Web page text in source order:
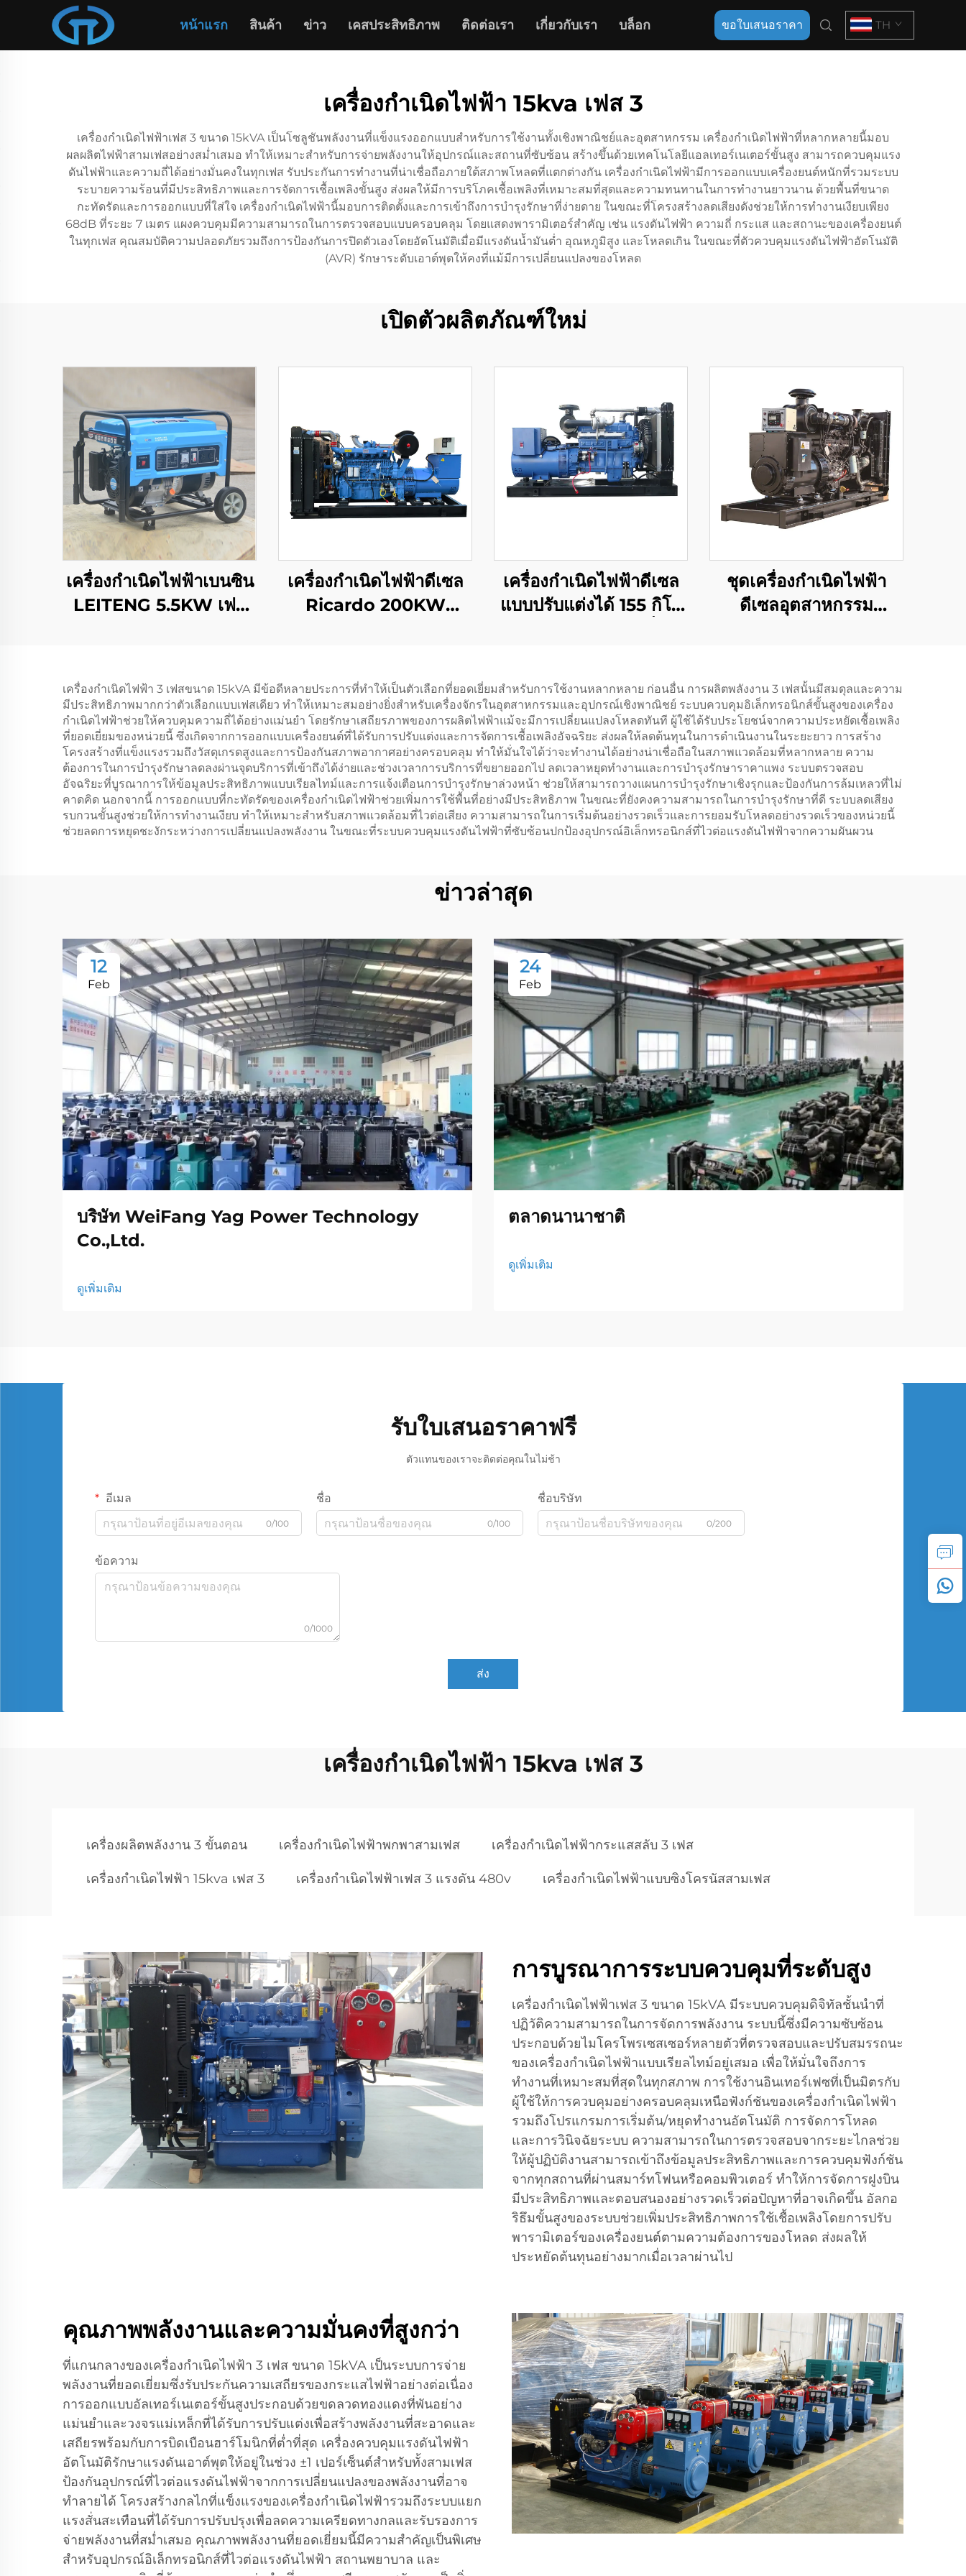
หน้าแรก สินค้า ข่าว เคสประสิทธิภาพ ติดต่อเรา เกี่ยวกับเรา บล็อก ขอใบเสนอราคา TH
เครื่องกำเนิดไฟฟ้า 15kva เฟส 3
เครื่องกำเนิดไฟฟ้าเฟส 3 ขนาด 15kVA เป็นโซลูชันพลังงานที่แข็งแรงออกแบบสำหรับการใช้งานทั้งเชิงพาณิชย์และอุตสาหกรรม เครื่องกำเนิดไฟฟ้าที่หลากหลายนี้มอบ
ผลผลิตไฟฟ้าสามเฟสอย่างสม่ำเสมอ ทำให้เหมาะสำหรับการจ่ายพลังงานให้อุปกรณ์และสถานที่ซับซ้อน สร้างขึ้นด้วยเทคโนโลยีแอลเทอร์เนเตอร์ขั้นสูง สามารถควบคุมแรง
ดันไฟฟ้าและความถี่ได้อย่างมั่นคงในทุกเฟส รับประกันการทำงานที่น่าเชื่อถือภายใต้สภาพโหลดที่แตกต่างกัน เครื่องกำเนิดไฟฟ้ามีการออกแบบเครื่องยนต์หนักที่รวมระบบ
ระบายความร้อนที่มีประสิทธิภาพและการจัดการเชื้อเพลิงขั้นสูง ส่งผลให้มีการบริโภคเชื้อเพลิงที่เหมาะสมที่สุดและความทนทานในการทำงานยาวนาน ด้วยพื้นที่ขนาด
กะทัดรัดและการออกแบบที่ใส่ใจ เครื่องกำเนิดไฟฟ้านี้มอบการติดตั้งและการเข้าถึงการบำรุงรักษาที่ง่ายดาย ในขณะที่โครงสร้างลดเสียงดังช่วยให้การทำงานเงียบเพียง
68dB ที่ระยะ 7 เมตร แผงควบคุมมีความสามารถในการตรวจสอบแบบครอบคลุม โดยแสดงพารามิเตอร์สำคัญ เช่น แรงดันไฟฟ้า ความถี่ กระแส และสถานะของเครื่องยนต์
ในทุกเฟส คุณสมบัติความปลอดภัยรวมถึงการป้องกันการปิดตัวเองโดยอัตโนมัติเมื่อมีแรงดันน้ำมันต่ำ อุณหภูมิสูง และโหลดเกิน ในขณะที่ตัวควบคุมแรงดันไฟฟ้าอัตโนมัติ
(AVR) รักษาระดับเอาต์พุตให้คงที่แม้มีการเปลี่ยนแปลงของโหลด
เปิดตัวผลิตภัณฑ์ใหม่
เครื่องกำเนิดไฟฟ้าเบนซิน
LEITENG 5.5KW เฟส
50Hz/60Hz พลังงาน
เรตинг 2KW แรงดันไฟ
ฟ้าเรติง 380V ระบบดึง
คืน
เครื่องกำเนิดไฟฟ้าดีเซล
Ricardo 200KW
เครื่องกำเนิดไฟฟ้าดีเซล
แบบปรับแต่งได้ 155 กิโล
ชุดเครื่องกำเนิดไฟฟ้า
ดีเซลอุตสาหกรรม
สำหรับแหล่งจ่ายไฟทั่วไป
เครื่องกำเนิดไฟฟ้า 3 เฟสขนาด 15kVA มีข้อดีหลายประการที่ทำให้เป็นตัวเลือกที่ยอดเยี่ยมสำหรับการใช้งานหลากหลาย ก่อนอื่น การผลิตพลังงาน 3 เฟสนั้นมีสมดุลและความ
มีประสิทธิภาพมากกว่าตัวเลือกแบบเฟสเดียว ทำให้เหมาะสมอย่างยิ่งสำหรับเครื่องจักรในอุตสาหกรรมและอุปกรณ์เชิงพาณิชย์ ระบบควบคุมอิเล็กทรอนิกส์ขั้นสูงของเครื่อง
กำเนิดไฟฟ้าช่วยให้ควบคุมความถี่ได้อย่างแม่นยำ โดยรักษาเสถียรภาพของการผลิตไฟฟ้าแม้จะมีการเปลี่ยนแปลงโหลดทันที ผู้ใช้ได้รับประโยชน์จากความประหยัดเชื้อเพลิง
ที่ยอดเยี่ยมของหน่วยนี้ ซึ่งเกิดจากการออกแบบเครื่องยนต์ที่ได้รับการปรับแต่งและการจัดการเชื้อเพลิงอัจฉริยะ ส่งผลให้ลดต้นทุนในการดำเนินงานในระยะยาว การสร้าง
โครงสร้างที่แข็งแรงรวมถึงวัสดุเกรดสูงและการป้องกันสภาพอากาศอย่างครอบคลุม ทำให้มั่นใจได้ว่าจะทำงานได้อย่างน่าเชื่อถือในสภาพแวดล้อมที่หลากหลาย ความ
ต้องการในการบำรุงรักษาลดลงผ่านจุดบริการที่เข้าถึงได้ง่ายและช่วงเวลาการบริการที่ขยายออกไป ลดเวลาหยุดทำงานและการบำรุงรักษาราคาแพง ระบบตรวจสอบ
อัจฉริยะที่บูรณาการให้ข้อมูลประสิทธิภาพแบบเรียลไทม์และการแจ้งเตือนการบำรุงรักษาล่วงหน้า ช่วยให้สามารถวางแผนการบำรุงรักษาเชิงรุกและป้องกันการล้มเหลวที่ไม่
คาดคิด นอกจากนี้ การออกแบบที่กะทัดรัดของเครื่องกำเนิดไฟฟ้าช่วยเพิ่มการใช้พื้นที่อย่างมีประสิทธิภาพ ในขณะที่ยังคงความสามารถในการบำรุงรักษาที่ดี ระบบลดเสียง
รบกวนขั้นสูงช่วยให้การทำงานเงียบ ทำให้เหมาะสำหรับสภาพแวดล้อมที่ไวต่อเสียง ความสามารถในการเริ่มต้นอย่างรวดเร็วและการยอมรับโหลดอย่างรวดเร็วของหน่วยนี้
ช่วยลดการหยุดชะงักระหว่างการเปลี่ยนแปลงพลังงาน ในขณะที่ระบบควบคุมแรงดันไฟฟ้าที่ซับซ้อนปกป้องอุปกรณ์อิเล็กทรอนิกส์ที่ไวต่อแรงดันไฟฟ้าจากความผันผวน
ข่าวล่าสุด
12
Feb
บริษัท WeiFang Yag Power Technology
Co.,Ltd.
ดูเพิ่มเติม
24
Feb
ตลาดนานาชาติ
ดูเพิ่มเติม
รับใบเสนอราคาฟรี
ตัวแทนของเราจะติดต่อคุณในไม่ช้า
อีเมล
0/100
ชื่อ
0/100
ชื่อบริษัท
0/200
ข้อความ
0/1000
ส่ง
เครื่องกำเนิดไฟฟ้า 15kva เฟส 3
เครื่องผลิตพลังงาน 3 ขั้นตอน เครื่องกำเนิดไฟฟ้าพกพาสามเฟส เครื่องกำเนิดไฟฟ้ากระแสสลับ 3 เฟส
เครื่องกำเนิดไฟฟ้า 15kva เฟส 3 เครื่องกำเนิดไฟฟ้าเฟส 3 แรงดัน 480v เครื่องกำเนิดไฟฟ้าแบบซิงโครนัสสามเฟส
การบูรณาการระบบควบคุมที่ระดับสูง
เครื่องกำเนิดไฟฟ้าเฟส 3 ขนาด 15kVA มีระบบควบคุมดิจิทัลชั้นนำที่
ปฏิวัติความสามารถในการจัดการพลังงาน ระบบนี้ซึ่งมีความซับซ้อน
ประกอบด้วยไมโครโพรเซสเซอร์หลายตัวที่ตรวจสอบและปรับสมรรถนะ
ของเครื่องกำเนิดไฟฟ้าแบบเรียลไทม์อยู่เสมอ เพื่อให้มั่นใจถึงการ
ทำงานที่เหมาะสมที่สุดในทุกสภาพ การใช้งานอินเทอร์เฟซที่เป็นมิตรกับ
ผู้ใช้ให้การควบคุมอย่างครอบคลุมเหนือฟังก์ชันของเครื่องกำเนิดไฟฟ้า
รวมถึงโปรแกรมการเริ่มต้น/หยุดทำงานอัตโนมัติ การจัดการโหลด
และการวินิจฉัยระบบ ความสามารถในการตรวจสอบจากระยะไกลช่วย
ให้ผู้ปฏิบัติงานสามารถเข้าถึงข้อมูลประสิทธิภาพและการควบคุมฟังก์ชัน
จากทุกสถานที่ผ่านสมาร์ทโฟนหรือคอมพิวเตอร์ ทำให้การจัดการฝูงบิน
มีประสิทธิภาพและตอบสนองอย่างรวดเร็วต่อปัญหาที่อาจเกิดขึ้น อัลกอ
ริธึมขั้นสูงของระบบช่วยเพิ่มประสิทธิภาพการใช้เชื้อเพลิงโดยการปรับ
พารามิเตอร์ของเครื่องยนต์ตามความต้องการของโหลด ส่งผลให้
ประหยัดต้นทุนอย่างมากเมื่อเวลาผ่านไป
คุณภาพพลังงานและความมั่นคงที่สูงกว่า
ที่แกนกลางของเครื่องกำเนิดไฟฟ้า 3 เฟส ขนาด 15kVA เป็นระบบการจ่าย
พลังงานที่ยอดเยี่ยมซึ่งรับประกันความเสถียรของกระแสไฟฟ้าอย่างต่อเนื่อง
การออกแบบอัลเทอร์เนเตอร์ขั้นสูงประกอบด้วยขดลวดทองแดงที่พันอย่าง
แม่นยำและวงจรแม่เหล็กที่ได้รับการปรับแต่งเพื่อสร้างพลังงานที่สะอาดและ
เสถียรพร้อมกับการบิดเบือนฮาร์โมนิกที่ต่ำที่สุด เครื่องควบคุมแรงดันไฟฟ้า
อัตโนมัติรักษาแรงดันเอาต์พุตให้อยู่ในช่วง ±1 เปอร์เซ็นต์สำหรับทั้งสามเฟส
ป้องกันอุปกรณ์ที่ไวต่อแรงดันไฟฟ้าจากการเปลี่ยนแปลงของพลังงานที่อาจ
ทำลายได้ โครงสร้างกลไกที่แข็งแรงของเครื่องกำเนิดไฟฟ้ารวมถึงระบบแยก
แรงสั่นสะเทือนที่ได้รับการปรับปรุงเพื่อลดความเครียดทางกลและรับรองการ
จ่ายพลังงานที่สม่ำเสมอ คุณภาพพลังงานที่ยอดเยี่ยมนี้มีความสำคัญเป็นพิเศษ
สำหรับอุปกรณ์อิเล็กทรอนิกส์ที่ไวต่อแรงดันไฟฟ้า สถานพยาบาล และ